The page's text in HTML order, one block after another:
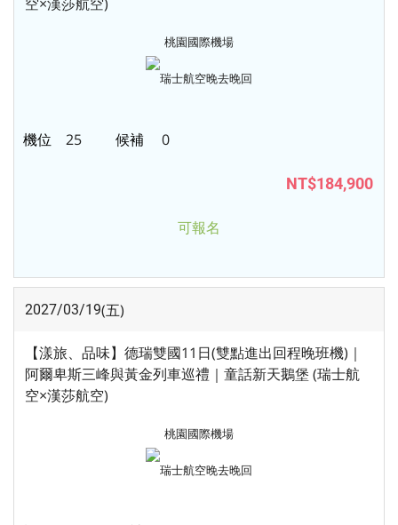
桃園國際機場
瑞士航空晚去晚回
25 0
NT$184,900
可報名
2027/03/19(五)
【漾旅、品味】德瑞雙國11日(雙點進出回程晚班機)｜
阿爾卑斯三峰與黃金列車巡禮｜童話新天鵝堡 (瑞士航
空×漢莎航空)
桃園國際機場
瑞士航空晚去晚回